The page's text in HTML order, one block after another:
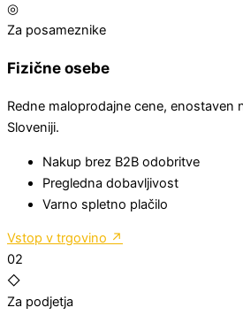
◎
Za posameznike
Fizične osebe
Redne maloprodajne cene, enostaven
Sloveniji.
Nakup brez B2B odobritve
Pregledna dobavljivost
Varno spletno plačilo
Vstop v trgovino ↗
02
◇
Za podjetja